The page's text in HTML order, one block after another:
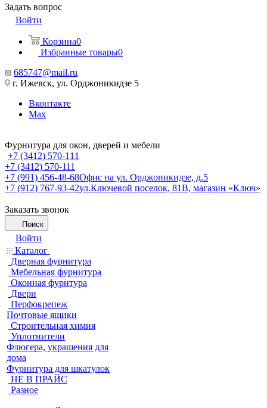
Задать вопрос
Войти
Корзина0
Избранные товары0
685747@mail.ru
г. Ижевск, ул. Орджоникидзе 5
Вконтакте
Max
Фурнитура для окон, дверей и мебели
+7 (3412) 570-111
+7 (3412) 570-111
+7 (991) 456-48-68Офис на ул. Орджоникидзе, д.5
+7 (912) 767-93-42ул.Ключевой поселок, 81В, магазин «Ключ»
Заказать звонок
Поиск
Войти
Каталог
Дверная фурнитура
Мебельная фурнитура
Оконная фурнтура
Двери
Перфокрепеж
Почтовые ящики
Строительная химия
Уплотнители
Флюгера, украшения для
дома
Фурнитура для шкатулок
НЕ В ПРАЙС
Разное